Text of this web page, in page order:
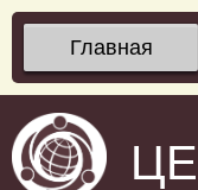
Главная